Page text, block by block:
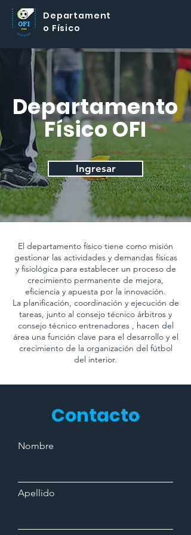
Departament
o Físico
Departamento
Físico OFI
Ingresar
El departamento físico tiene como misión
gestionar las actividades y demandas físicas
y fisiológica para establecer un proceso de
crecimiento permanente de mejora,
eficiencia y apuesta por la innovación.
La planificación, coordinación y ejecución de
tareas, junto al consejo técnico árbitros y
consejo técnico entrenadores , hacen del
área una función clave para el desarrollo y el
crecimiento de la organización del fútbol
del interior.
Contacto
Nombre
Apellido